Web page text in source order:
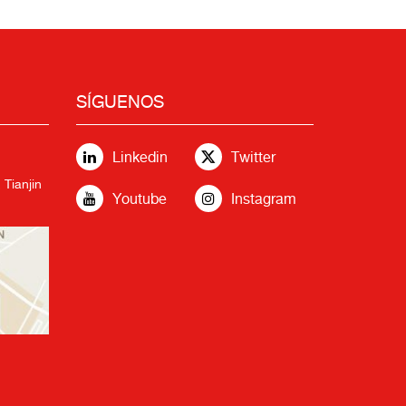
Tianjin
SÍGUENOS
Linkedin Twitter
Youtube Instagram